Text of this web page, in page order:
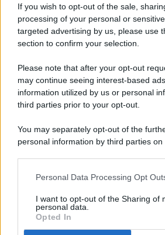
If you wish to opt-out of the sale,
processing of your personal or
targeted advertising by us, please use
section to confirm your selection.
Please note that after your opt-out
may continue seeing interest-based
information utilized by us or personal
third parties prior to your opt-out.
You may separately opt-out of the
personal information by third parties on
This information may also be disclosed
disclose it to other third parties.
Personal Data Processing Opt
I want to opt-out of the Sharing of
personal data.
Opted In
© 2026 - Pianeta Design - P.IVA
Registrata Al Tribunale Di Nocera
ISCRIZIONE AL ROC N. 35792 –
(ASSOCIAZIONE NAZIONALE
PREFERENZE